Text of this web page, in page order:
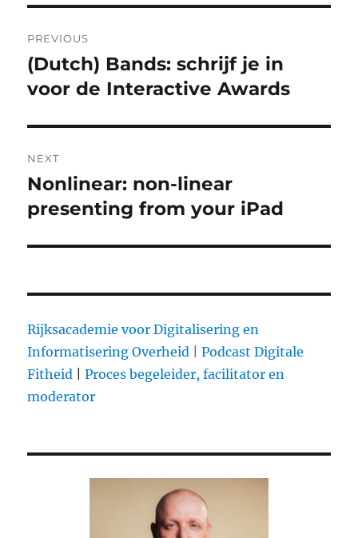
navigation
PREVIOUS
Previous
post:
(Dutch) Bands: schrijf je in
voor de Interactive Awards
NEXT
Next
post:
Nonlinear: non-linear
presenting from your iPad
Rijksacademie voor Digitalisering en
Informatisering Overheid |
Podcast Digitale
Fitheid |Proces begeleider, facilitator en
moderator